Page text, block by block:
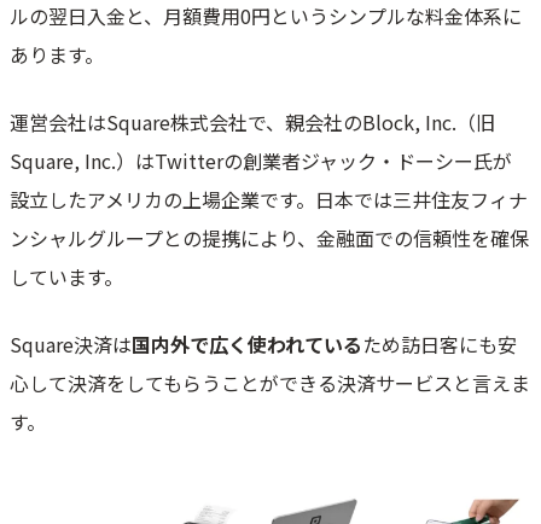
ルの翌日入金と、月額費用0円というシンプルな料金体系に
あります。
運営会社はSquare株式会社で、親会社のBlock, Inc.（旧
Square, Inc.）はTwitterの創業者ジャック・ドーシー氏が
設立したアメリカの上場企業です。日本では三井住友フィナ
ンシャルグループとの提携により、金融面での信頼性を確保
しています。
Square決済は国内外で広く使われているため訪日客にも安
心して決済をしてもらうことができる決済サービスと言えま
す。